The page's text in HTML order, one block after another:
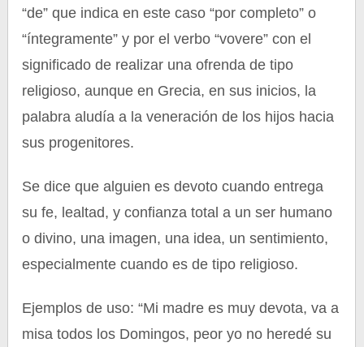
“de” que indica en este caso “por completo” o
“íntegramente” y por el verbo “vovere” con el
significado de realizar una ofrenda de tipo
religioso, aunque en Grecia, en sus inicios, la
palabra aludía a la veneración de los hijos hacia
sus progenitores.
Se dice que alguien es devoto cuando entrega
su fe, lealtad, y confianza total a un ser humano
o divino, una imagen, una idea, un sentimiento,
especialmente cuando es de tipo religioso.
Ejemplos de uso: “Mi madre es muy devota, va a
misa todos los Domingos, peor yo no heredé su